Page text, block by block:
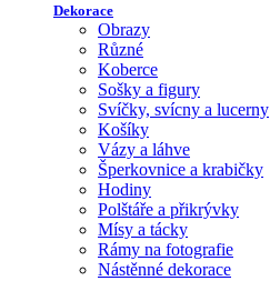
Dekorace
Obrazy
Různé
Koberce
Sošky a figury
Svíčky, svícny a lucerny
Košíky
Vázy a láhve
Šperkovnice a krabičky
Hodiny
Polštáře a přikrývky
Mísy a tácky
Rámy na fotografie
Nástěnné dekorace